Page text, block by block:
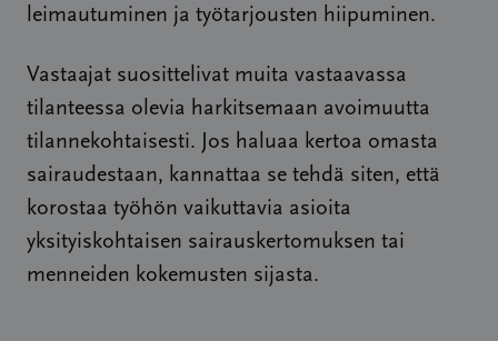
leimautuminen ja työtarjousten hiipuminen.
Vastaajat suosittelivat muita vastaavassa
tilanteessa olevia harkitsemaan avoimuutta
tilannekohtaisesti. Jos haluaa kertoa omasta
sairaudestaan, kannattaa se tehdä siten, että
korostaa työhön vaikuttavia asioita
yksityiskohtaisen sairauskertomuksen tai
menneiden kokemusten sijasta.